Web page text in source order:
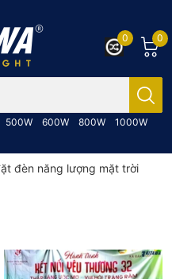
500W 600W 800W 1000W
0
0
đèn năng lượng mặt trời